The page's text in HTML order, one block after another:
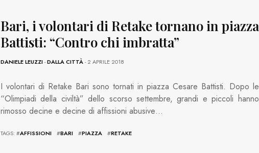
Bari, i volontari di Retake tornano in piazza
Battisti: “Contro chi imbratta”
DANIELE LEUZZI-DALLA CITTÀ- 2 APRILE 2018
I volontari di Retake Bari sono tornati in piazza Cesare Battisti. Dopo le
“Olimpiadi della civiltà” dello scorso settembre, grandi e piccoli hanno
rimosso decine e decine di affissioni abusive…
TAGS: #AFFISSIONI #BARI #PIAZZA #RETAKE